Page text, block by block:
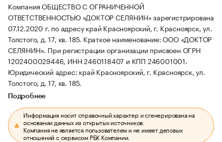
Компания ОБЩЕСТВО С ОГРАНИЧЕННОЙ
ОТВЕТСТВЕННОСТЬЮ «ДОКТОР СЕЛЯНИН» зарегистрирована
07.12.2020 г. по адресу край Красноярский, г. Красноярск, ул.
Толстого, д. 17, кв. 185. Краткое наименование: ООО «ДОКТОР
СЕЛЯНИН». При регистрации организации присвоен ОГРН
1202400029446, ИНН 2460118407 и КПП 246001001.
Юридический адрес: край Красноярский, г. Красноярск, ул.
Толстого, д. 17, кв. 185.
Подробнее
Информация носит справочный характер и сгенерирована на
основании данных из открытых источников.
Компания не является пользователем и не имеет деловых
отношений с сервисом РБК Компании.